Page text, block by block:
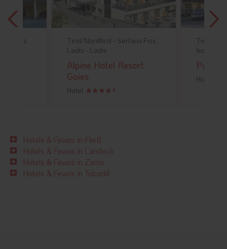
Fiss Tirol/Nordtirol - Serfaus Fiss
Ladis - Ladis
Alpine Hotel Resort
Goies
Hotel S
Tirol/
Ischgl -
Post
Hotel
Hotels & Fewos in Fließ
Hotels & Fewos in Landeck
Hotels & Fewos in Zams
Hotels & Fewos in Tobadill